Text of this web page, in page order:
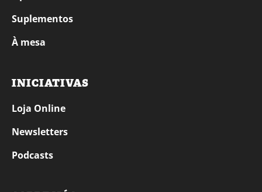
Suplementos
À mesa
INICIATIVAS
Loja Online
Newsletters
Podcasts